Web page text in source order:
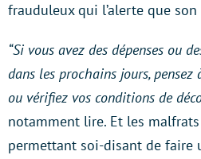
frauduleux qui l’alerte que
“Si vous avez des dépenses ou
dans les prochains jours,
ou vérifiez vos conditions de
notamment lire. Et les
permettant soi-disant de faire